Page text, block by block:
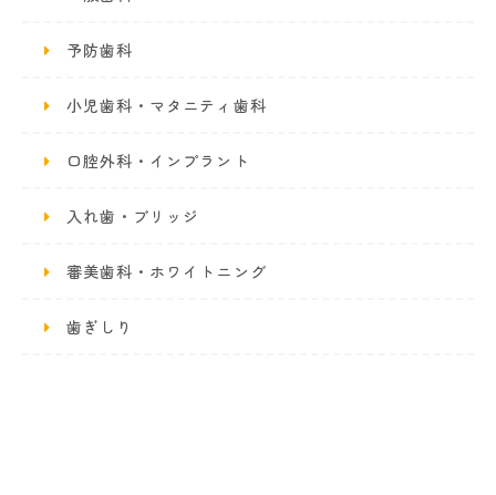
予防歯科
小児歯科・マタニティ歯科
口腔外科・インプラント
入れ歯・ブリッジ
審美歯科・ホワイトニング
歯ぎしり